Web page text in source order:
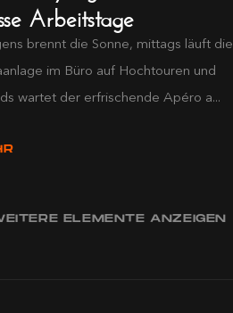
Arbeitstage
brennt die Sonne, mittags läuft die
im Büro auf Hochtouren und
wartet der erfrischende Apéro a...
ELEMENTE ANZEIGEN